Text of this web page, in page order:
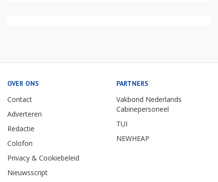
OVER ONS
Contact
Adverteren
Redactie
Colofon
Privacy & Cookiebeleid
Nieuwsscript
PARTNERS
Vakbond Nederlands
Cabinepersoneel
TUI
NEWHEAP